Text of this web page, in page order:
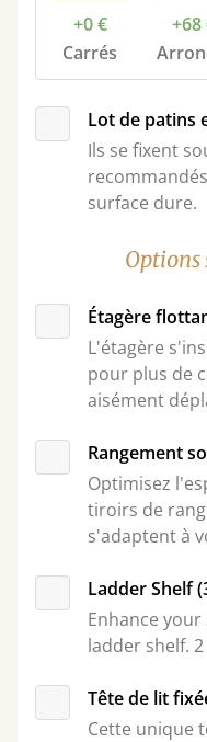
+0 €
Carrés
+68
Lot de patins
Ils se fixent
surface dure.
Options
Étagère
L'étagère
pour plus de
aisément
Rangement
Optimisez
tiroirs de
s'adaptent à
Ladder Shelf
Enhance
ladder shelf.
Tête de lit
Cette unique